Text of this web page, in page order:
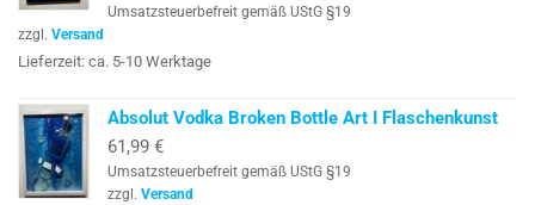
Umsatzsteuerbefreit gemäß UStG §19
zzgl. Versand
Lieferzeit: ca. 5-10 Werktage
Absolut Vodka Broken Bottle Art I Flaschenkunst
61,99 €
Umsatzsteuerbefreit gemäß UStG §19
zzgl. Versand